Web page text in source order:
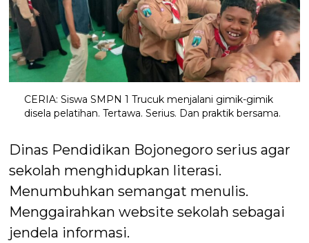
CERIA: Siswa SMPN 1 Trucuk menjalani gimik-gimik
disela pelatihan. Tertawa. Serius. Dan praktik bersama.
Dinas Pendidikan Bojonegoro serius agar
sekolah menghidupkan literasi.
Menumbuhkan semangat menulis.
Menggairahkan website sekolah sebagai
jendela informasi.